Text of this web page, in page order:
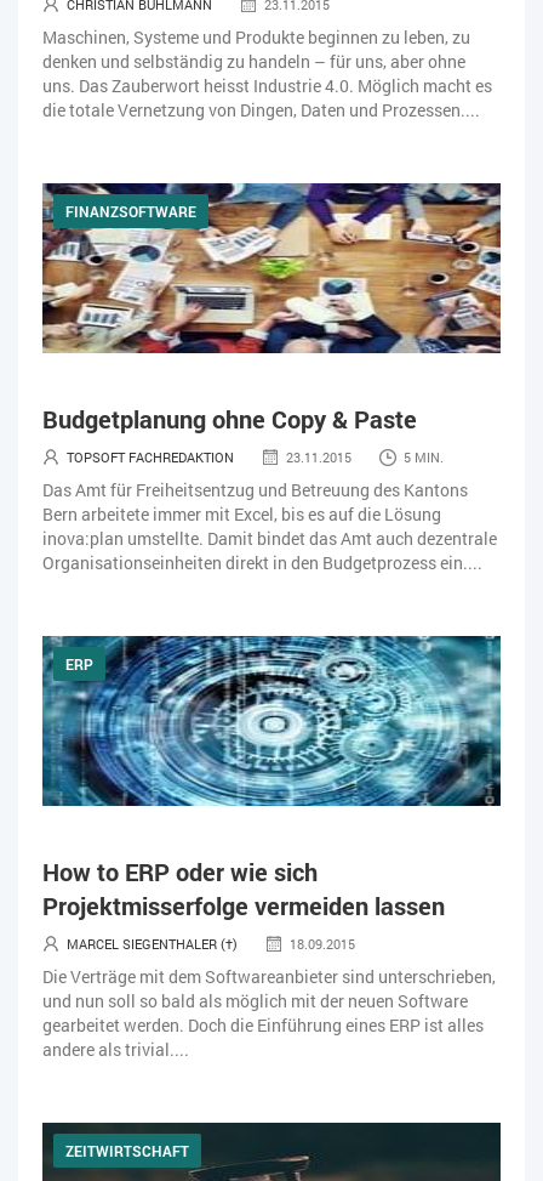
CHRISTIAN BÜHLMANN 23.11.2015
Maschinen, Systeme und Produkte beginnen zu leben, zu
denken und selbständig zu handeln – für uns, aber ohne
uns. Das Zauberwort heisst Industrie 4.0. Möglich macht es
die totale Vernetzung von Dingen, Daten und Prozessen....
FINANZSOFTWARE
Budgetplanung ohne Copy & Paste
TOPSOFT FACHREDAKTION 23.11.2015 5 MIN.
Das Amt für Freiheitsentzug und Betreuung des Kantons
Bern arbeitete immer mit Excel, bis es auf die Lösung
inova:plan umstellte. Damit bindet das Amt auch dezentrale
Organisationseinheiten direkt in den Budgetprozess ein....
ERP
How to ERP oder wie sich
Projektmisserfolge vermeiden lassen
MARCEL SIEGENTHALER (†) 18.09.2015
Die Verträge mit dem Softwareanbieter sind unterschrieben,
und nun soll so bald als möglich mit der neuen Software
gearbeitet werden. Doch die Einführung eines ERP ist alles
andere als trivial....
ZEITWIRTSCHAFT